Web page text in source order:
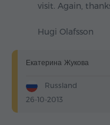
visit. Again,
Hugi Olafsson
Екатерина Жукова
Russland
26-10-2013